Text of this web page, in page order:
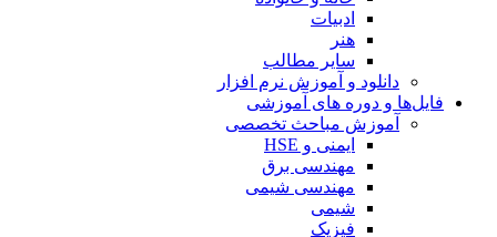
ادبیات
هنر
سایر مطالب
دانلود و آموزش نرم افزار
فایل‌ها و دوره های آموزشی
آموزش مباحث تخصصی
ایمنی و HSE
مهندسی برق
مهندسی شیمی
شیمی
فیزیک